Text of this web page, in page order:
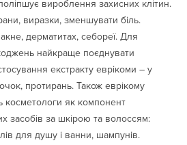
вироблення захисних клітин.
виразки, зменшувати біль.
дерматитах, себореї. Для
найкраще поєднувати
екстракту еврікоми – у
протирань. Також еврікому
косметологи як компонент
засобів за шкірою та волоссям:
для душу і ванни, шампунів.